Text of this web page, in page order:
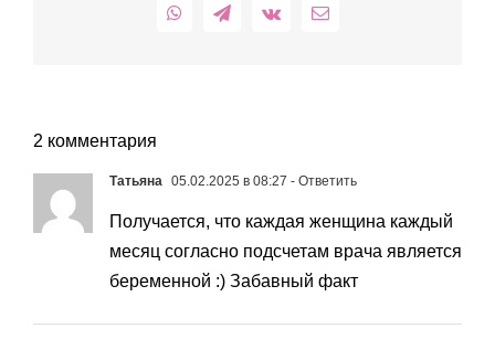
WhatsAppTelegram
Vk Email
2 комментария
Татьяна 05.02.2025 в 08:27 - Ответить
Получается, что каждая женщина каждый
месяц согласно подсчетам врача является
беременной :) Забавный факт